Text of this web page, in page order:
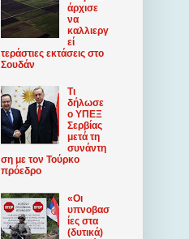
άρχισε
να
καλλιεργ
εί
τεράστιες εκτάσεις στο
Σουδάν
Τι
δήλωσε
ο ΥΠΕΞ
Σερβίας
μετά τη
συνάντη
ση με τον Τούρκο
πρόεδρο
«Οι
υπνοβασ
ίες στα
(δυτικά)